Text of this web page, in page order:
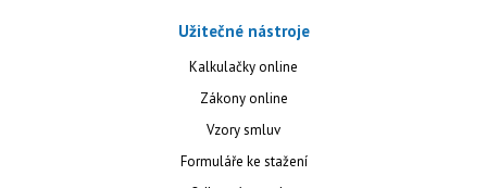
Užitečné nástroje
Kalkulačky online
Zákony online
Vzory smluv
Formuláře ke stažení